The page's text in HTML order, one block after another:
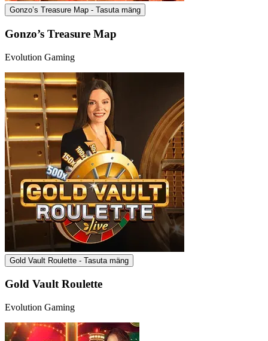
Gonzo’s Treasure Map - Tasuta mäng
Gonzo’s Treasure Map
Evolution Gaming
Gold Vault Roulette - Tasuta mäng
Gold Vault Roulette
Evolution Gaming